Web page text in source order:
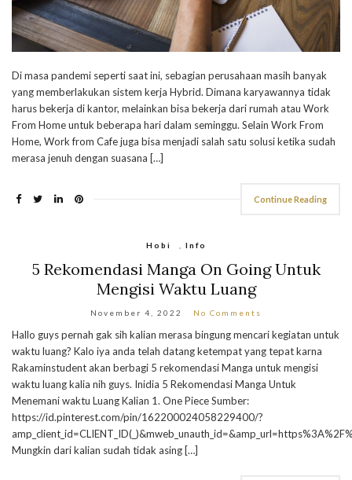
Di masa pandemi seperti saat ini, sebagian perusahaan masih banyak
yang memberlakukan sistem kerja Hybrid. Dimana karyawannya tidak
harus bekerja di kantor, melainkan bisa bekerja dari rumah atau Work
From Home untuk beberapa hari dalam seminggu. Selain Work From
Home, Work from Cafe juga bisa menjadi salah satu solusi ketika sudah
merasa jenuh dengan suasana […]
Continue Reading
Hobi , Info
5 Rekomendasi Manga On Going Untuk
Mengisi Waktu Luang
November 4, 2022 No Comments
Hallo guys pernah gak sih kalian merasa bingung mencari kegiatan untuk
waktu luang? Kalo iya anda telah datang ketempat yang tepat karna
Rakaminstudent akan berbagi 5 rekomendasi Manga untuk mengisi
waktu luang kalia nih guys. Inidia 5 Rekomendasi Manga Untuk
Menemani waktu Luang Kalian 1. One Piece Sumber:
https://id.pinterest.com/pin/162200024058229400/?
Mungkin dari kalian sudah tidak asing […]